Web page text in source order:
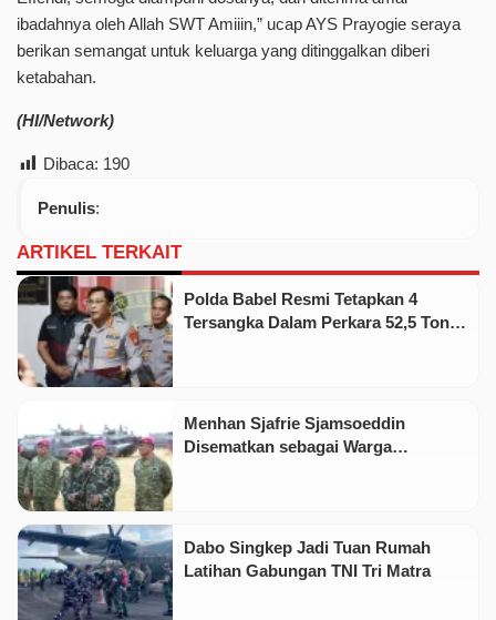
ibadahnya oleh Allah SWT Amiiin,” ucap AYS Prayogie seraya
berikan semangat untuk keluarga yang ditinggalkan diberi
ketabahan.
(HI/Network)
Dibaca: 190
Penulis:
ARTIKEL TERKAIT
Polda Babel Resmi Tetapkan 4
Tersangka Dalam Perkara 52,5 Ton
Menhan Sjafrie Sjamsoeddin
Disematkan sebagai Warga
Dabo Singkep Jadi Tuan Rumah
Latihan Gabungan TNI Tri Matra